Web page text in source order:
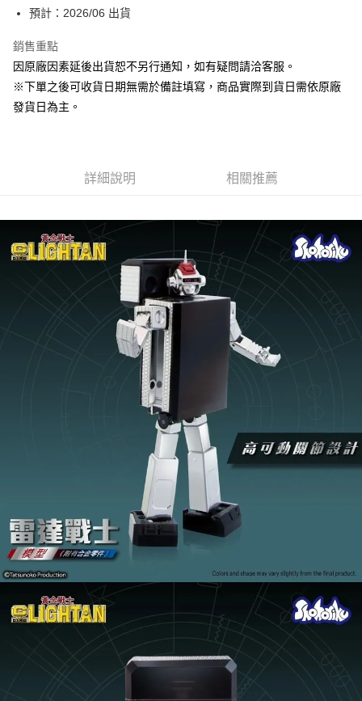
ATM付款
運送方式
預購-全家取貨付款(舊)
預購-7-11取貨付款(舊)
預購-付款後7-11取貨(舊)
每筆NT$90，滿NT$3,000(含以上)免運費
每筆NT$120，滿NT$3,000(含以上)免運費
每筆NT$160，滿NT$3,000(含以上)免運費
東海門市自取，需自備購物袋取貨唷。
預計：2026/06 出貨
銷售重點
因原廠因素延後出貨恕不另行通知，如有疑問請洽客服。
※下單之後可收貨日期無需於備註填寫，商品實際到貨日需依原廠
發貨日為主。
詳細說明 相關推薦